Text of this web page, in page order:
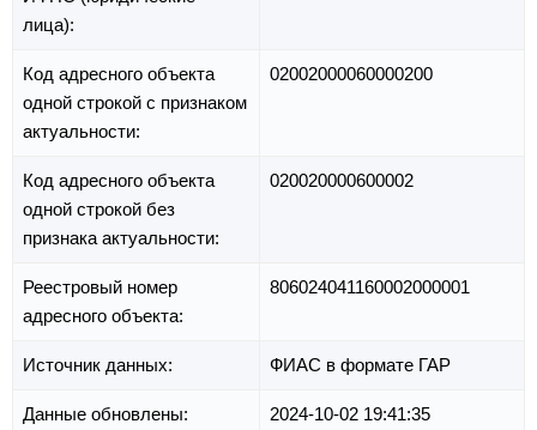
лица):
Код адресного объекта
одной строкой с признаком
актуальности:
02002000060000200
Код адресного объекта
одной строкой без
признака актуальности:
020020000600002
Реестровый номер
адресного объекта:
806024041160002000001
Источник данных: ФИАС в формате ГАР
Данные обновлены: 2024-10-02 19:41:35